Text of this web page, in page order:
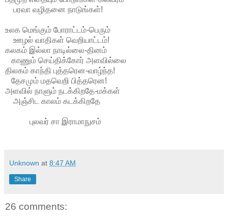
பரவா வழிதனை நாடுங்கள்!
உலக மெங்கும் போராட்டம்-பெரும்
ஊழல் வாதிகள் வெறியாட்டம்!
கலகம் இல்லா நாடில்லை-தினம்
காணும் செய்திக்கோர் அளவில்லை
திலகம் காந்தி புத்தரென-வாழ்ந்த!
தேசமும் மதவெறி பித்தரென!
அளவில் நாளும் நடக்கிறதே-மக்கள்
அஞ்சிட காலம் கடக்கிறதே
புலவர் சா இராமாநுசம்
Unknown at 8:47 AM
Share
26 comments: